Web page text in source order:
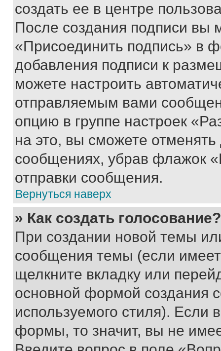
создать ее в центре
После создания подписи вы
«Присоединить подпись» в
добавления подписи к
можете настроить
отправляемым вами
опцию в группе настроек
на это, вы сможете
сообщениях, убрав флажок
отправки сообщения.
Вернуться наверх
» Как создать голосование?
При создании новой темы
сообщения темы (если
щелкните вкладку или
основной формой создания
используемого стиля). Если
формы, то значит, вы не